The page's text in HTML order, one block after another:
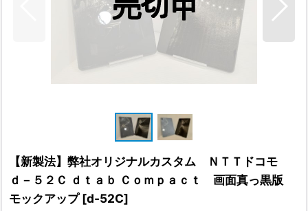
【新製法】弊社オリジナルカスタム ＮＴＴドコモ
ｄ－５２Ｃ ｄｔａｂ Ｃｏｍｐａｃｔ 画面真っ黒版
モックアップ [d-52C]